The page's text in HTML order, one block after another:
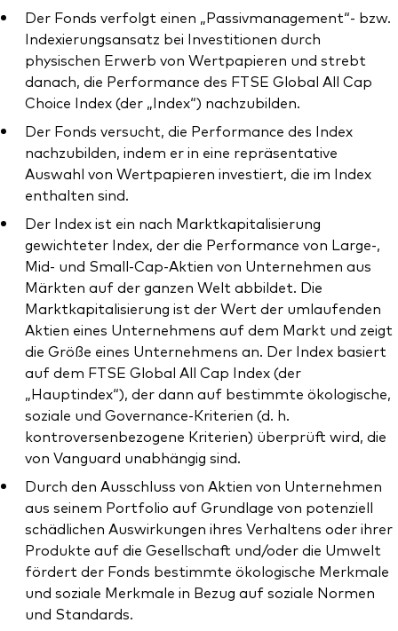
Dienstleistungen
Portfolio-Services
LifePlan-Modellportfolios
Der Fonds verfolgt einen „Passivmanagement“- bzw.
Indexierungsansatz bei Investitionen durch
physischen Erwerb von Wertpapieren und strebt
danach, die Performance des FTSE Global All Cap
Choice Index (der „Index“) nachzubilden.
Der Fonds versucht, die Performance des Index
nachzubilden, indem er in eine repräsentative
Auswahl von Wertpapieren investiert, die im Index
enthalten sind.
Der Index ist ein nach Marktkapitalisierung
gewichteter Index, der die Performance von Large-,
Mid- und Small-Cap-Aktien von Unternehmen aus
Märkten auf der ganzen Welt abbildet. Die
Marktkapitalisierung ist der Wert der umlaufenden
Aktien eines Unternehmens auf dem Markt und zeigt
die Größe eines Unternehmens an. Der Index basiert
auf dem FTSE Global All Cap Index (der
„Hauptindex“), der dann auf bestimmte ökologische,
soziale und Governance-Kriterien (d. h.
kontroversenbezogene Kriterien) überprüft wird, die
von Vanguard unabhängig sind.
Durch den Ausschluss von Aktien von Unternehmen
aus seinem Portfolio auf Grundlage von potenziell
schädlichen Auswirkungen ihres Verhaltens oder ihrer
Produkte auf die Gesellschaft und/oder die Umwelt
fördert der Fonds bestimmte ökologische Merkmale
und soziale Merkmale in Bezug auf soziale Normen
und Standards.